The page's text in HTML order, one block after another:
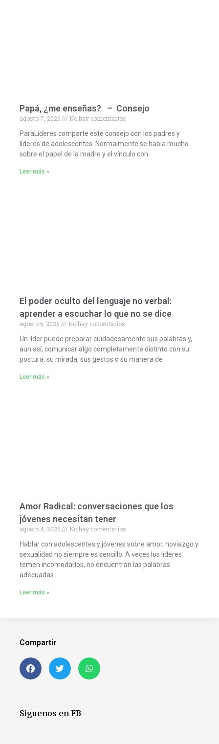
Papá, ¿me enseñas? – Consejo
agosto 7, 2026
No hay comentarios
ParaLideres comparte este consejo con los padres y
líderes de adolescentes. Normalmente se habla mucho
sobre el papel de la madre y el vínculo con
Leer más »
El poder oculto del lenguaje no verbal:
aprender a escuchar lo que no se dice
agosto 6, 2026
No hay comentarios
Un líder puede preparar cuidadosamente sus palabras y,
aun así, comunicar algo completamente distinto con su
postura, su mirada, sus gestos o su manera de
Leer más »
Amor Radical: conversaciones que los
jóvenes necesitan tener
agosto 4, 2026
No hay comentarios
Hablar con adolescentes y jóvenes sobre amor, noviazgo y
sexualidad no siempre es sencillo. A veces los líderes
temen incomodarlos, no encuentran las palabras
adecuadas
Leer más »
Compartir
Siguenos en FB